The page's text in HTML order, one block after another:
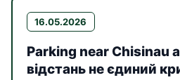
16.05.2026
Parking near Chisinau
відстань не єдиний